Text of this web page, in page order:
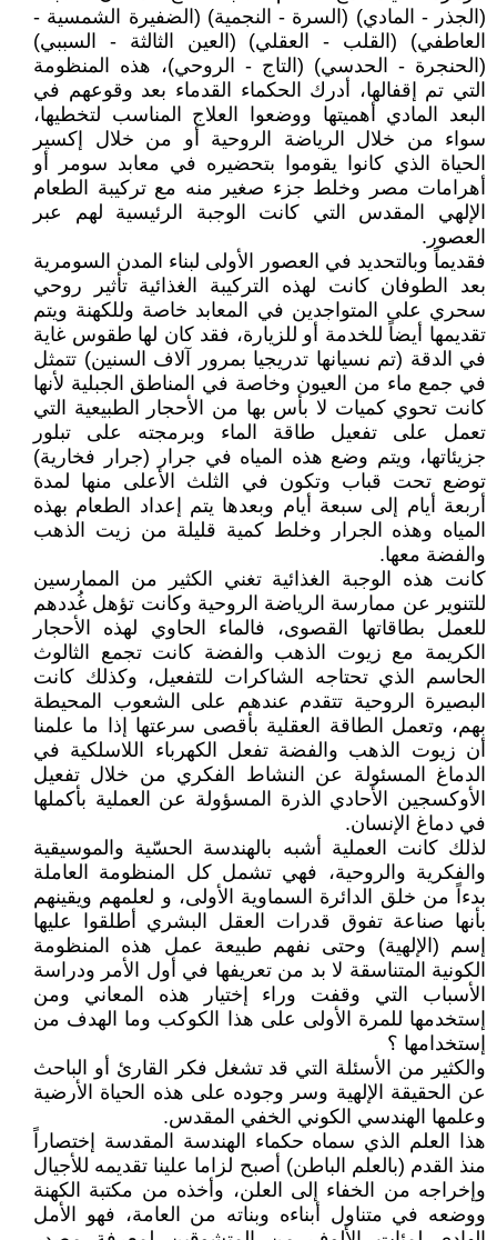
(الجذر - المادي) (السرة - النجمية) (الضفيرة الشمسية -
العاطفي) (القلب - العقلي) (العين الثالثة - السببي)
(الحنجرة - الحدسي) (التاج - الروحي)، هذه المنظومة
التي تم إقفالها، أدرك الحكماء القدماء بعد وقوعهم في
البعد المادي أهميتها ووضعوا العلاج المناسب لتخطيها،
سواء من خلال الرياضة الروحية أو من خلال إكسير
الحياة الذي كانوا يقوموا بتحضيره في معابد سومر أو
أهرامات مصر وخلط جزء صغير منه مع تركيبة الطعام
الإلهي المقدس التي كانت الوجبة الرئيسية لهم عبر
العصور.
فقديماً وبالتحديد في العصور الأولى لبناء المدن السومرية
بعد الطوفان كانت لهذه التركيبة الغذائية تأثير روحي
سحري على المتواجدين في المعابد خاصة وللكهنة ويتم
تقديمها أيضاً للخدمة أو للزيارة، فقد كان لها طقوس غاية
في الدقة (تم نسيانها تدريجيا بمرور آلاف السنين) تتمثل
في جمع ماء من العيون وخاصة في المناطق الجبلية لأنها
كانت تحوي كميات لا بأس بها من الأحجار الطبيعية التي
تعمل على تفعيل طاقة الماء وبرمجته على تبلور
جزيئاتها، ويتم وضع هذه المياه في جرار (جرار فخارية)
توضع تحت قباب وتكون في الثلث الأعلى منها لمدة
أربعة أيام إلى سبعة أيام وبعدها يتم إعداد الطعام بهذه
المياه وهذه الجرار وخلط كمية قليلة من زيت الذهب
والفضة معها.
كانت هذه الوجبة الغذائية تغني الكثير من الممارسين
للتنوير عن ممارسة الرياضة الروحية وكانت تؤهل غُددهم
للعمل بطاقاتها القصوى، فالماء الحاوي لهذه الأحجار
الكريمة مع زيوت الذهب والفضة كانت تجمع الثالوث
الحاسم الذي تحتاجه الشاكرات للتفعيل، وكذلك كانت
البصيرة الروحية تتقدم عندهم على الشعوب المحيطة
بهم، وتعمل الطاقة العقلية بأقصى سرعتها إذا ما علمنا
أن زيوت الذهب والفضة تفعل الكهرباء اللاسلكية في
الدماغ المسئولة عن النشاط الفكري من خلال تفعيل
الأوكسجين الأحادي الذرة المسؤولة عن العملية بأكملها
في دماغ الإنسان.
لذلك كانت العملية أشبه بالهندسة الحسّية والموسيقية
والفكرية والروحية، فهي تشمل كل المنظومة العاملة
بدءاً من خلق الدائرة السماوية الأولى، و لعلمهم ويقينهم
بأنها صناعة تفوق قدرات العقل البشري أطلقوا عليها
إسم (الإلهية) وحتى نفهم طبيعة عمل هذه المنظومة
الكونية المتناسقة لا بد من تعريفها في أول الأمر ودراسة
الأسباب التي وقفت وراء إختيار هذه المعاني ومن
إستخدمها للمرة الأولى على هذا الكوكب وما الهدف من
إستخدامها ؟
والكثير من الأسئلة التي قد تشغل فكر القارئ أو الباحث
عن الحقيقة الإلهية وسر وجوده على هذه الحياة الأرضية
وعلمها الهندسي الكوني الخفي المقدس.
هذا العلم الذي سماه حكماء الهندسة المقدسة إختصاراً
منذ القدم (بالعلم الباطن) أصبح لزاما علينا تقديمه للأجيال
وإخراجه من الخفاء إلى العلن، وأخذه من مكتبة الكهنة
ووضعه في متناول أبناءه وبناته من العامة، فهو الأمل